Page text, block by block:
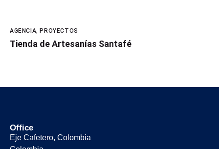
AGENCIA, PROYECTOS
Tienda de Artesanías Santafé
Office
Eje Cafetero, Colombia